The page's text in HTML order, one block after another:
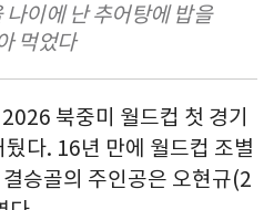
나이에 난 추어탕에 밥을
먹었다
북중미 월드컵 첫 경기
다. 16년 만에 월드컵 조별
승골의 주인공은 오현규(2